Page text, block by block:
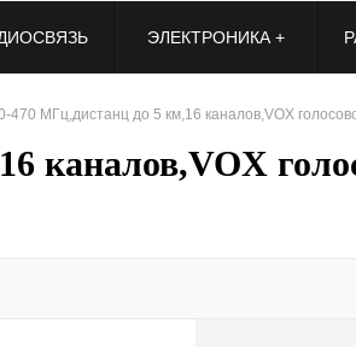
ЭЛЕКТРОНИКА +
470 МГц,дистанц до 5 км,16 каналов,VOX
каналов,VOX